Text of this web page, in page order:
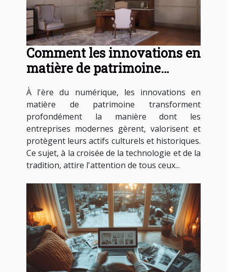
Comment les innovations en
matière de patrimoine
influencent-elles les
entreprises modernes ?
À l'ère du numérique, les innovations en
matière de patrimoine transforment
profondément la manière dont les
entreprises modernes gèrent, valorisent et
protègent leurs actifs culturels et historiques.
Ce sujet, à la croisée de la technologie et de la
tradition, attire l'attention de tous ceux...